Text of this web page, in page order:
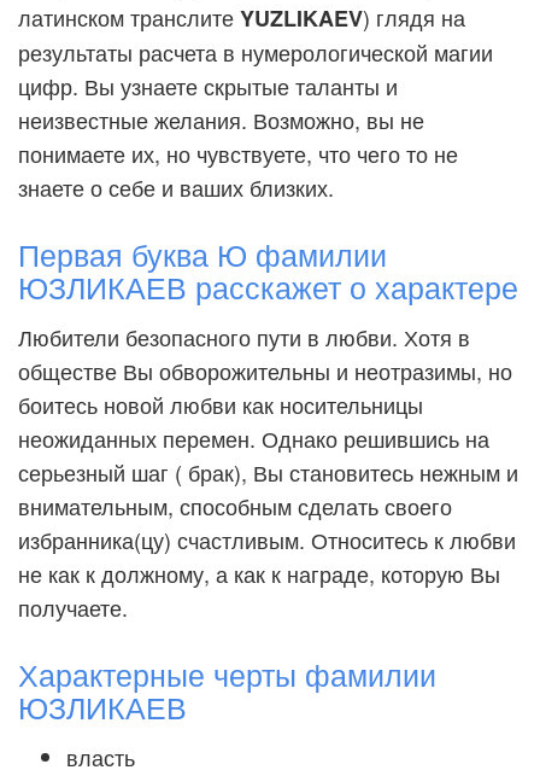
латинском транслитеYUZLIKAEV) глядя на
результаты расчета в нумерологической магии
цифр. Вы узнаете скрытые таланты и
неизвестные желания. Возможно, вы не
понимаете их, но чувствуете, что чего то не
знаете о себе и ваших близких.
Первая буква Ю фамилии
ЮЗЛИКАЕВ расскажет о характере
Любители безопасного пути в любви. Хотя в
обществе Вы обворожительны и неотразимы, но
боитесь новой любви как носительницы
неожиданных перемен. Однако решившись на
серьезный шаг ( брак), Вы становитесь нежным и
внимательным, способным сделать своего
избранника(цу) счастливым. Относитесь к любви
не как к должному, а как к награде, которую Вы
получаете.
Характерные черты фамилии
ЮЗЛИКАЕВ
власть